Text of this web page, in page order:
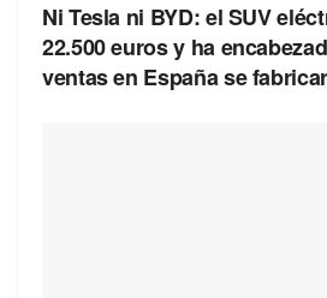
Ni Tesla ni BYD: el SUV
22.500 euros y ha
ventas en España se